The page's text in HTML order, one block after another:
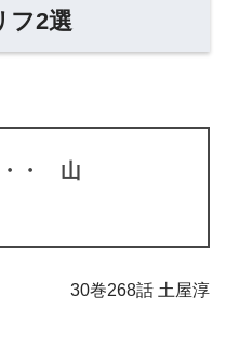
フ2選
・・ 山
30巻268話 土屋淳